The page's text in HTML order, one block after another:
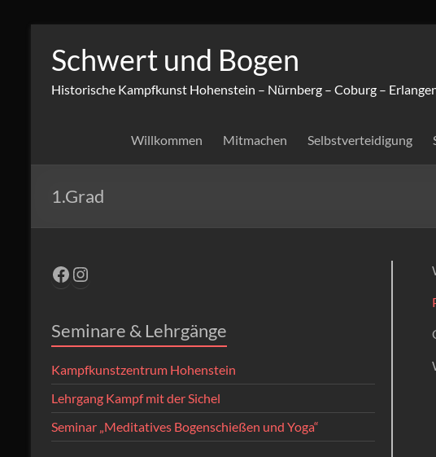
Inhalt
springen
Schwert und Bogen
Historische Kampfkunst Hohenstein – Nürnberg – Coburg –
Willkommen Mitmachen Selbstverteidigung
1.Grad
Facebook
Instagram
Seminare & Lehrgänge
Kampfkunstzentrum Hohenstein
Lehrgang Kampf mit der Sichel
Seminar „Meditatives Bogenschießen und Yoga“